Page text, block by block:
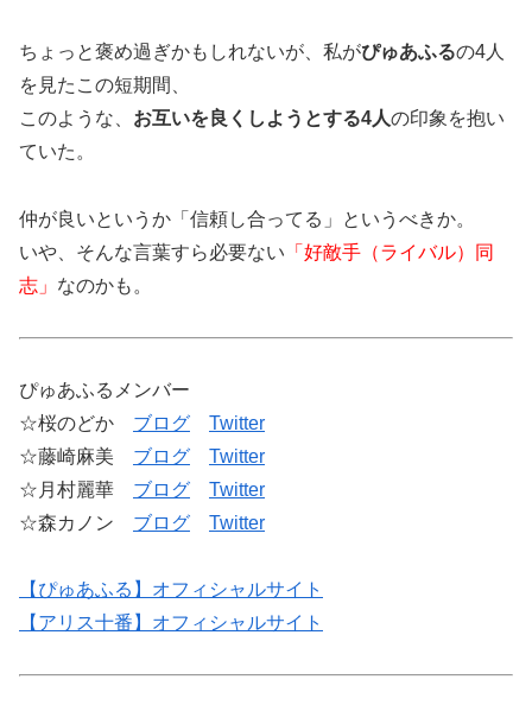
ちょっと褒め過ぎかもしれないが、私がぴゅあふるの4人
を見たこの短期間、
このような、 お互いを良くしようとする4人の印象を抱い
ていた。
仲が良いというか「信頼し合ってる」というべきか。
いや、そんな言葉すら必要ない 「好敵手（ライバル）同
志」 なのかも。
ぴゅあふるメンバー
☆桜のどか ブログ
Twitter
☆藤崎麻美 ブログ
Twitter
☆月村麗華 ブログ
Twitter
☆森カノン ブログ Twitter
【ぴゅあふる】オフィシャルサイト
【アリス十番】オフィシャルサイト